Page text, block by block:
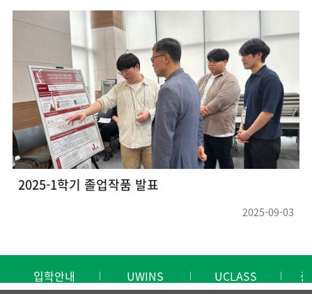
2025-1학기 졸업작품 발표
2025-09-03
입학안내 UWINS UCLASS